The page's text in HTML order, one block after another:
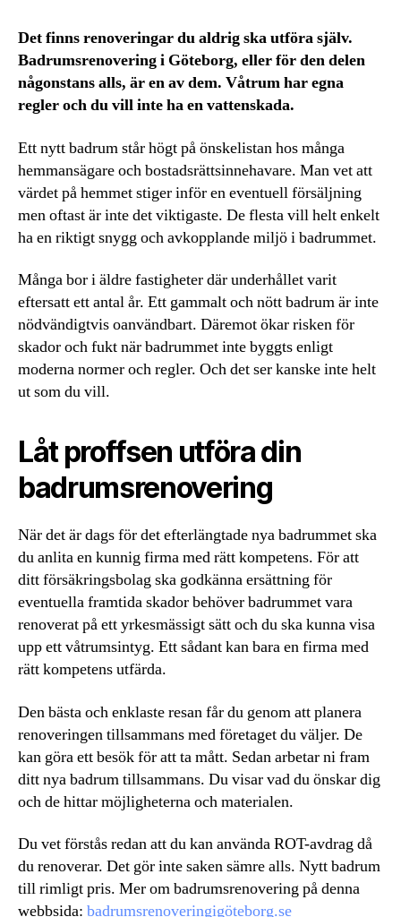
Det finns renoveringar du aldrig ska utföra själv.
Badrumsrenovering i Göteborg, eller för den delen
någonstans alls, är en av dem. Våtrum har egna
regler och du vill inte ha en vattenskada.
Ett nytt badrum står högt på önskelistan hos många
hemmansägare och bostadsrättsinnehavare. Man vet att
värdet på hemmet stiger inför en eventuell försäljning
men oftast är inte det viktigaste. De flesta vill helt enkelt
ha en riktigt snygg och avkopplande miljö i badrummet.
Många bor i äldre fastigheter där underhållet varit
eftersatt ett antal år. Ett gammalt och nött badrum är inte
nödvändigtvis oanvändbart. Däremot ökar risken för
skador och fukt när badrummet inte byggts enligt
moderna normer och regler. Och det ser kanske inte helt
ut som du vill.
Låt proffsen utföra din
badrumsrenovering
När det är dags för det efterlängtade nya badrummet ska
du anlita en kunnig firma med rätt kompetens. För att
ditt försäkringsbolag ska godkänna ersättning för
eventuella framtida skador behöver badrummet vara
renoverat på ett yrkesmässigt sätt och du ska kunna visa
upp ett våtrumsintyg. Ett sådant kan bara en firma med
rätt kompetens utfärda.
Den bästa och enklaste resan får du genom att planera
renoveringen tillsammans med företaget du väljer. De
kan göra ett besök för att ta mått. Sedan arbetar ni fram
ditt nya badrum tillsammans. Du visar vad du önskar dig
och de hittar möjligheterna och materialen.
Du vet förstås redan att du kan använda ROT-avdrag då
du renoverar. Det gör inte saken sämre alls. Nytt badrum
till rimligt pris. Mer om badrumsrenovering på denna
webbsida: badrumsrenoveringigöteborg.se